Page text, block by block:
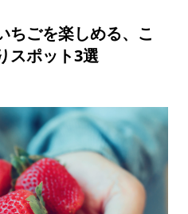
ちごを楽しめる、こ
スポット3選